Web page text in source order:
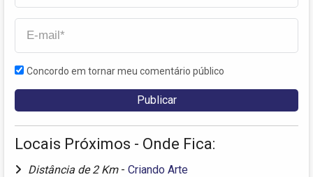
Concordo em tornar meu comentário público
Locais Próximos - Onde Fica:
Distância de 2 Km - Criando Arte